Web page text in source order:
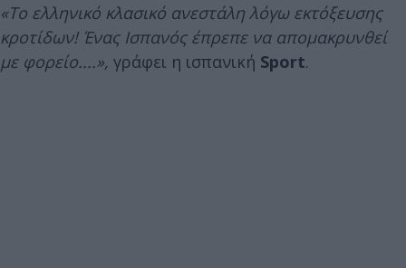
«Το ελληνικό κλασικό ανεστάλη λόγω εκτόξευσης
κροτίδων! Ένας Ισπανός έπρεπε να απομακρυνθεί
με φορείο....», γράφει η ισπανική Sport.